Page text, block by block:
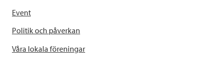
Event
Politik och påverkan
Våra lokala föreningar